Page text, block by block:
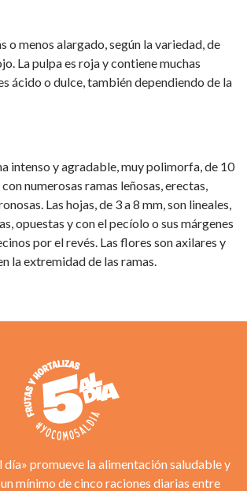
o menos alargado, según la variedad, de
La pulpa es roja y contiene muchas
ácido o dulce, también dependiendo de la
intenso y agradable, muy polimorfa, de 10
numerosas ramas leñosas, erectas,
Las hojas, de 3 a 8 mm, son lineales,
opuestas y con el pecíolo o sus márgenes
por el revés. Las flores son axilares y
la extremidad de las ramas.
día» promueve la alimentación saludable y
mínimo de cinco raciones diarias entre